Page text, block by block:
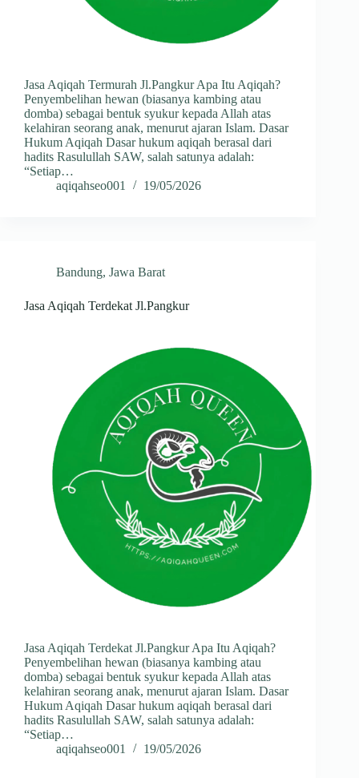
Jasa Aqiqah Termurah Jl.Pangkur Apa Itu Aqiqah?
Penyembelihan hewan (biasanya kambing atau
domba) sebagai bentuk syukur kepada Allah atas
kelahiran seorang anak, menurut ajaran Islam. Dasar
Hukum Aqiqah Dasar hukum aqiqah berasal dari
hadits Rasulullah SAW, salah satunya adalah:
“Setiap…
aqiqahseo001
19/05/2026
Bandung, Jawa Barat
Jasa Aqiqah Terdekat Jl.Pangkur
Jasa Aqiqah Terdekat Jl.Pangkur Apa Itu Aqiqah?
Penyembelihan hewan (biasanya kambing atau
domba) sebagai bentuk syukur kepada Allah atas
kelahiran seorang anak, menurut ajaran Islam. Dasar
Hukum Aqiqah Dasar hukum aqiqah berasal dari
hadits Rasulullah SAW, salah satunya adalah:
“Setiap…
aqiqahseo001
19/05/2026